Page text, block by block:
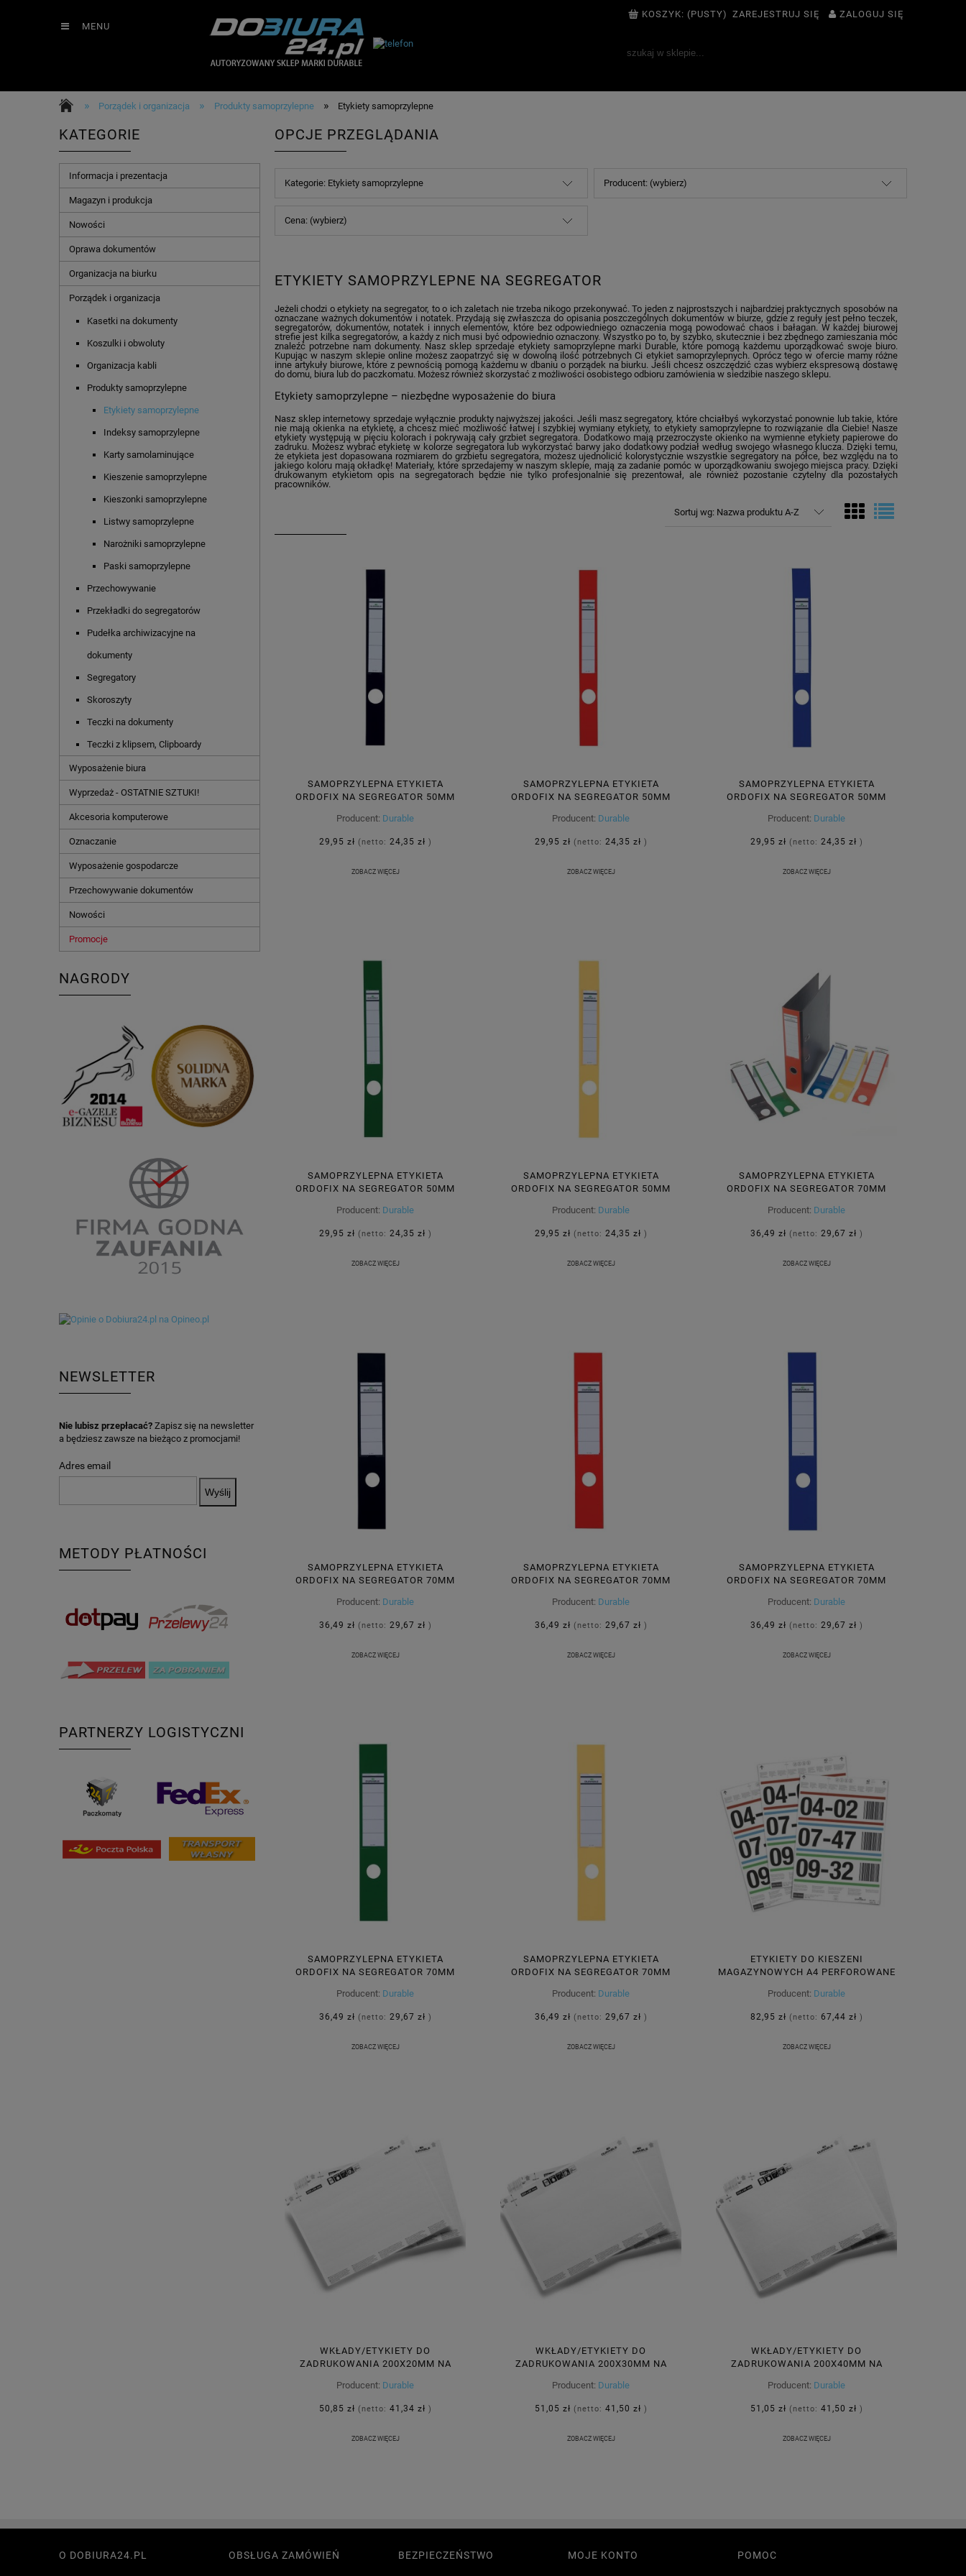
ZAREJESTRUJ SIĘ
ZALOGUJ SIĘ
MENU
KOSZYK: (PUSTY)
» Porządek i organizacja » Produkty samoprzylepne » Etykiety samoprzylepne
KATEGORIE
Informacja i prezentacja
Magazyn i produkcja
Nowości
Oprawa dokumentów
Organizacja na biurku
Porządek i organizacja
Kasetki na dokumenty
Koszulki i obwoluty
Organizacja kabli
Produkty samoprzylepne
Etykiety samoprzylepne
Indeksy samoprzylepne
Karty samolaminujące
Kieszenie samoprzylepne
Kieszonki samoprzylepne
Listwy samoprzylepne
Narożniki samoprzylepne
Paski samoprzylepne
Przechowywanie
Przekładki do segregatorów
Pudełka archiwizacyjne na
dokumenty
Segregatory
Skoroszyty
Teczki na dokumenty
Teczki z klipsem, Clipboardy
Wyposażenie biura
Wyprzedaż - OSTATNIE SZTUKI!
Akcesoria komputerowe
Oznaczanie
Wyposażenie gospodarcze
Przechowywanie dokumentów
Nowości
Promocje
NAGRODY
NEWSLETTER
Nie lubisz przepłacać? Zapisz się na newsletter
a będziesz zawsze na bieżąco z promocjami!
Adres email
METODY PŁATNOŚCI
PARTNERZY LOGISTYCZNI
OPCJE PRZEGLĄDANIA
Kategorie: Etykiety samoprzylepne Producent: (wybierz)
Cena: (wybierz)
ETYKIETY SAMOPRZYLEPNE NA SEGREGATOR
Jeżeli chodzi o etykiety na segregator, to o ich zaletach nie trzeba nikogo przekonywać. To jeden z najprostszych i najbardziej praktycznych sposobów na
oznaczane ważnych dokumentów i notatek. Przydają się zwłaszcza do opisania poszczególnych dokumentów w biurze, gdzie z reguły jest pełno teczek,
segregatorów, dokumentów, notatek i innych elementów, które bez odpowiedniego oznaczenia mogą powodować chaos i bałagan. W każdej biurowej
strefie jest kilka segregatorów, a każdy z nich musi być odpowiednio oznaczony. Wszystko po to, by szybko, skutecznie i bez zbędnego zamieszania móc
znaleźć potrzebne nam dokumenty. Nasz sklep sprzedaje etykiety samoprzylepne marki Durable, które pomogą każdemu uporządkować swoje biuro.
Kupując w naszym sklepie online możesz zaopatrzyć się w dowolną ilość potrzebnych Ci etykiet samoprzylepnych. Oprócz tego w ofercie mamy różne
inne artykuły biurowe, które z pewnością pomogą każdemu w dbaniu o porządek na biurku. Jeśli chcesz oszczędzić czas wybierz ekspresową dostawę
do domu, biura lub do paczkomatu. Możesz również skorzystać z możliwości osobistego odbioru zamówienia w siedzibie naszego sklepu.
Etykiety samoprzylepne – niezbędne wyposażenie do biura
Nasz sklep internetowy sprzedaje wyłącznie produkty najwyższej jakości. Jeśli masz segregatory, które chciałbyś wykorzystać ponownie lub takie, które
nie mają okienka na etykietę, a chcesz mieć możliwość łatwej i szybkiej wymiany etykiety, to etykiety samoprzylepne to rozwiązanie dla Ciebie! Nasze
etykiety występują w pięciu kolorach i pokrywają cały grzbiet segregatora. Dodatkowo mają przezroczyste okienko na wymienne etykiety papierowe do
zadruku. Możesz wybrać etykietę w kolorze segregatora lub wykorzystać barwy jako dodatkowy podział według swojego własnego klucza. Dzięki temu,
że etykieta jest dopasowana rozmiarem do grzbietu segregatora, możesz ujednolicić kolorystycznie wszystkie segregatory na półce, bez względu na to
jakiego koloru mają okładkę! Materiały, które sprzedajemy w naszym sklepie, mają za zadanie pomóc w uporządkowaniu swojego miejsca pracy. Dzięki
drukowanym etykietom opis na segregatorach będzie nie tylko profesjonalnie się prezentował, ale również pozostanie czytelny dla pozostałych
pracowników.
Sortuj wg: Nazwa produktu A-Z
SAMOPRZYLEPNA ETYKIETA
ORDOFIX NA SEGREGATOR 50MM
809101
Producent: Durable
29,95 zł (netto: 24,35 zł )
ZOBACZ WIĘCEJ
SAMOPRZYLEPNA ETYKIETA
ORDOFIX NA SEGREGATOR 50MM
809103
Producent: Durable
29,95 zł (netto: 24,35 zł )
ZOBACZ WIĘCEJ
SAMOPRZYLEPNA ETYKIETA
ORDOFIX NA SEGREGATOR 50MM
809106
Producent: Durable
29,95 zł (netto: 24,35 zł )
ZOBACZ WIĘCEJ
SAMOPRZYLEPNA ETYKIETA
ORDOFIX NA SEGREGATOR 50MM
809105
Producent: Durable
29,95 zł (netto: 24,35 zł )
ZOBACZ WIĘCEJ
SAMOPRZYLEPNA ETYKIETA
ORDOFIX NA SEGREGATOR 50MM
Producent: Durable
29,95 zł (netto: 24,35 zł )
ZOBACZ WIĘCEJ
SAMOPRZYLEPNA ETYKIETA
ORDOFIX NA SEGREGATOR 70MM
809000
Producent: Durable
36,49 zł (netto: 29,67 zł )
ZOBACZ WIĘCEJ
SAMOPRZYLEPNA ETYKIETA
ORDOFIX NA SEGREGATOR 70MM
809001
Producent: Durable
36,49 zł (netto: 29,67 zł )
ZOBACZ WIĘCEJ
SAMOPRZYLEPNA ETYKIETA
ORDOFIX NA SEGREGATOR 70MM
809003
Producent: Durable
36,49 zł (netto: 29,67 zł )
ZOBACZ WIĘCEJ
SAMOPRZYLEPNA ETYKIETA
ORDOFIX NA SEGREGATOR 70MM
809006
Producent: Durable
36,49 zł (netto: 29,67 zł )
ZOBACZ WIĘCEJ
SAMOPRZYLEPNA ETYKIETA
ORDOFIX NA SEGREGATOR 70MM
809005
Producent: Durable
36,49 zł (netto: 29,67 zł )
ZOBACZ WIĘCEJ
SAMOPRZYLEPNA ETYKIETA
ORDOFIX NA SEGREGATOR 70MM
Producent: Durable
36,49 zł (netto: 29,67 zł )
ZOBACZ WIĘCEJ
ETYKIETY DO KIESZENI
MAGAZYNOWYCH A4 PERFOROWANE
20ARK. /102802/
Producent: Durable
82,95 zł (netto: 67,44 zł )
ZOBACZ WIĘCEJ
WKŁADY/ETYKIETY DO
ZADRUKOWANIA 200X20MM NA
ETYKIET /800002/
Producent: Durable
50,85 zł (netto: 41,34 zł )
ZOBACZ WIĘCEJ
WKŁADY/ETYKIETY DO
ZADRUKOWANIA 200X30MM NA
ETYKIET /804102/
Producent: Durable
51,05 zł (netto: 41,50 zł )
ZOBACZ WIĘCEJ
WKŁADY/ETYKIETY DO
ZADRUKOWANIA 200X40MM NA
ETYKIET /809902/
Producent: Durable
51,05 zł (netto: 41,50 zł )
ZOBACZ WIĘCEJ
O DOBIURA24.PL OBSŁUGA ZAMÓWIEŃ BEZPIECZEŃSTWO MOJE KONTO POMOC